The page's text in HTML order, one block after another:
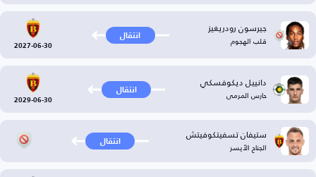
جيرسون رودريغيز
قلب الهجوم انتقال
2027-06-30
دانييل ديكوفسكي
حارس المرمى انتقال
2029-06-30
ستيفان تسفيتكوفيتش
الجناح الأيسر انتقال